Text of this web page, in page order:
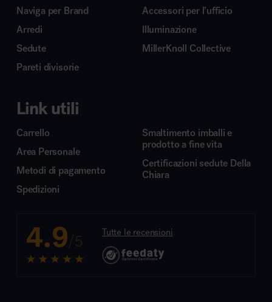
Naviga per Brand
Arredi
Sedute
Pareti divisorie
Accessori per l’ufficio
Illuminazione
MillerKnoll Collective
Link utili
Carrello
Area Personale
Metodi di pagamento
Spedizioni
Smaltimento imballi e
prodotto a fine vita
Certificazioni sedute Della
Chiara
4.9/5 Tutte le recensioni